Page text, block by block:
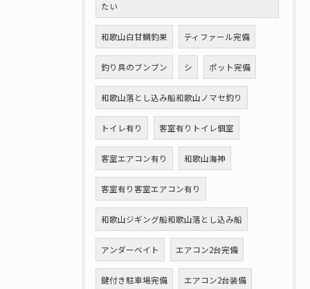
たい
和歌山白甘鯛釣果 ティファール完備
釣り具のブンブン シ ポット完備
和歌山落とし込み船和歌山ノマセ釣り
トイレ有り 客室有りトイレ個室
客室エアコン有り 和歌山海神
客室有り客室エアコン有り
和歌山ジギング船和歌山落とし込み船
アンダーベイト エアコン2台完備
鍵付き駐車場完備 エアコン2台装備